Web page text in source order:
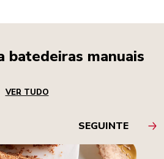
batedeiras manuais
VER TUDO
SEGUINTE